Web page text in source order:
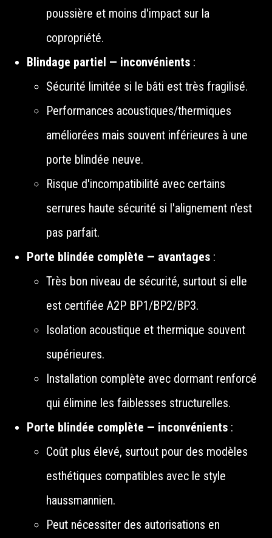
poussière et moins d'impact sur la
copropriété.
Blindage partiel — inconvénients :
Sécurité limitée si le bâti est très fragilisé.
Performances acoustiques/thermiques
améliorées mais souvent inférieures à une
porte blindée neuve.
Risque d'incompatibilité avec certains
serrures haute sécurité si l'alignement n'est
pas parfait.
Porte blindée complète — avantages :
Très bon niveau de sécurité, surtout si elle
est certifiée A2P BP1/BP2/BP3.
Isolation acoustique et thermique souvent
supérieures.
Installation complète avec dormant renforcé
qui élimine les faiblesses structurelles.
Porte blindée complète — inconvénients :
Coût plus élevé, surtout pour des modèles
esthétiques compatibles avec le style
haussmannien.
Peut nécessiter des autorisations en